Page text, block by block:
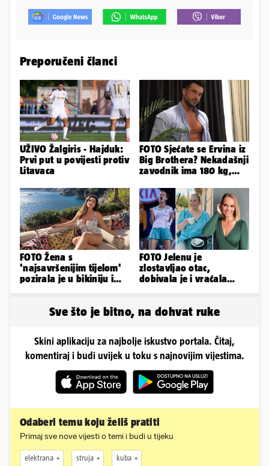
Preporučeni članci
UŽIVO Žalgiris - Hajduk:
Prvi put u povijesti protiv
Litavaca
FOTO Sjećate se Ervina iz
Big Brothera? Nekadašnji
zavodnik ima 180 kg,
FOTO Žena s
'najsavršenijim tijelom'
pozirala je u bikiniju i
FOTO Jelenu je
zlostavljao otac,
dobivala je i vraćala
Sve što je bitno, na dohvat ruke
Skini aplikaciju za najbolje iskustvo portala. Čitaj,
komentiraj i budi uvijek u toku s najnovijim vijestima.
Odaberi temu koju želiš pratiti
Primaj sve nove vijesti o temi i budi u tijeku
elektrana struja kuba